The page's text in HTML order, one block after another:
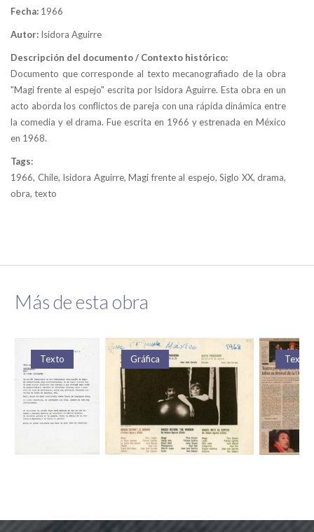
Fecha: 1966
Autor: Isidora Aguirre
Descripción del documento / Contexto histórico:
Documento que corresponde al texto mecanografiado de la obra
"Magi frente al espejo" escrita por Isidora Aguirre. Esta obra en un
acto aborda los conflictos de pareja con una rápida dinámica entre
la comedia y el drama. Fue escrita en 1966 y estrenada en México
en 1968.
Tags:
1966, Chile, Isidora Aguirre, Magi frente al espejo, Siglo XX, drama,
obra, texto
Más de esta obra
Texto Gráfica Texto